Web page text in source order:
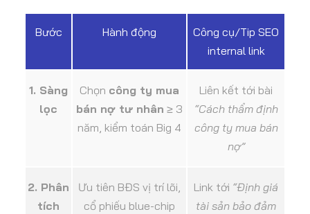
Bước Hành động
Công cụ/Tip SEO
internal link
1. Sàng
lọc
Chọn công ty mua
bán nợ tư nhân ≥ 3
năm, kiểm toán Big 4
Liên kết tới bài
“Cách thẩm định
công ty mua bán
nợ”
2. Phân
tích
Ưu tiên BĐS vị trí lõi,
cổ phiếu blue-chip
Link tới “Định giá
tài sản bảo đảm